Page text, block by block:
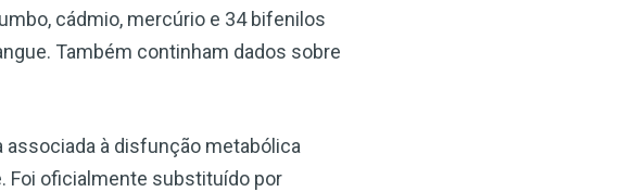
cádmio, mercúrio e 34 bifenilos
Também continham dados sobre
à disfunção metabólica
Foi oficialmente substituído por